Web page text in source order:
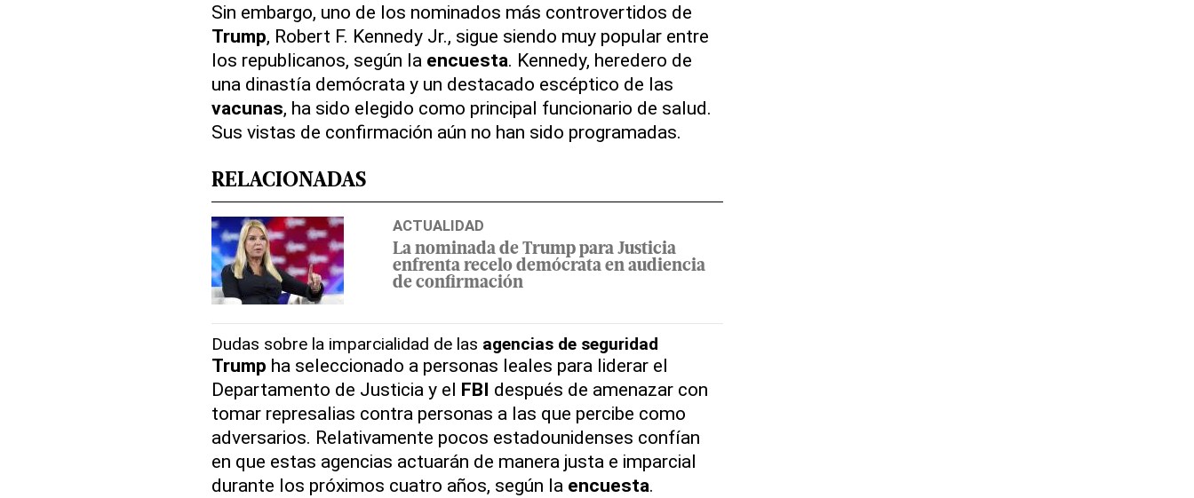
Sin embargo, uno de los nominados más controvertidos de
Trump, Robert F. Kennedy Jr., sigue siendo muy popular entre
los republicanos, según la encuesta. Kennedy, heredero de
una dinastía demócrata y un destacado escéptico de las
vacunas, ha sido elegido como principal funcionario de salud.
Sus vistas de confirmación aún no han sido programadas.
RELACIONADAS
ACTUALIDAD
La nominada de Trump para Justicia
enfrenta recelo demócrata en audiencia
de confirmación
Dudas sobre la imparcialidad de las agencias de seguridad
Trump ha seleccionado a personas leales para liderar el
Departamento de Justicia y el FBI después de amenazar con
tomar represalias contra personas a las que percibe como
adversarios. Relativamente pocos estadounidenses confían
en que estas agencias actuarán de manera justa e imparcial
durante los próximos cuatro años, según la encuesta.